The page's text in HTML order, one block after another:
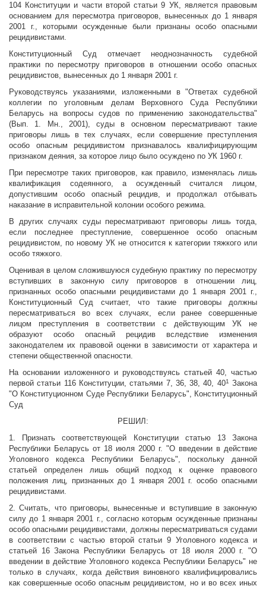
104 Конституции и части второй статьи 9 УК, является правовым
основанием для пересмотра приговоров, вынесенных до 1 января
2001 г., которыми осужденные были признаны особо опасными
рецидивистами.
Конституционный Суд отмечает неоднозначность судебной
практики по пересмотру приговоров в отношении особо опасных
рецидивистов, вынесенных до 1 января 2001 г.
Руководствуясь указаниями, изложенными в "Ответах судебной
коллегии по уголовным делам Верховного Суда Республики
Беларусь на вопросы судов по применению законодательства"
(Вып. 1. Мн., 2001), суды в основном пересматривают такие
приговоры лишь в тех случаях, если совершение преступления
особо опасным рецидивистом признавалось квалифицирующим
признаком деяния, за которое лицо было осуждено по УК 1960 г.
При пересмотре таких приговоров, как правило, изменялась лишь
квалификация содеянного, а осужденный считался лицом,
допустившим особо опасный рецидив, и продолжал отбывать
наказание в исправительной колонии особого режима.
В других случаях суды пересматривают приговоры лишь тогда,
если последнее преступление, совершенное особо опасным
рецидивистом, по новому УК не относится к категории тяжкого или
особо тяжкого.
Оценивая в целом сложившуюся судебную практику по пересмотру
вступивших в законную силу приговоров в отношении лиц,
признанных особо опасными рецидивистами до 1 января 2001 г.,
Конституционный Суд считает, что такие приговоры должны
пересматриваться во всех случаях, если ранее совершенные
лицом преступления в соответствии с действующим УК не
образуют особо опасный рецидив вследствие изменения
законодателем их правовой оценки в зависимости от характера и
степени общественной опасности.
На основании изложенного и руководствуясь статьей 40, частью
первой статьи 116 Конституции, статьями 7, 36, 38, 40, 401
Закона
"О Конституционном Суде Республики Беларусь", Конституционный
Суд
РЕШИЛ:
1. Признать соответствующей Конституции статью 13 Закона
Республики Беларусь от 18 июля 2000 г. "О введении в действие
Уголовного кодекса Республики Беларусь", поскольку данной
статьей определен лишь общий подход к оценке правового
положения лиц, признанных до 1 января 2001 г. особо опасными
рецидивистами.
2. Считать, что приговоры, вынесенные и вступившие в законную
силу до 1 января 2001 г., согласно которым осужденные признаны
особо опасными рецидивистами, должны пересматриваться судами
в соответствии с частью второй статьи 9 Уголовного кодекса и
статьей 16 Закона Республики Беларусь от 18 июля 2000 г. "О
введении в действие Уголовного кодекса Республики Беларусь" не
только в случаях, когда действия виновного квалифицировались
как совершенные особо опасным рецидивистом, но и во всех иных